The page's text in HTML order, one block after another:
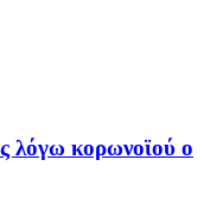
λόγω κορωνοϊού ο